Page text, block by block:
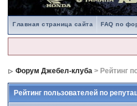
Главная страница сайта FAQ по
Форум Джебел-клуба > Рейтинг
Рейтинг пользователей по